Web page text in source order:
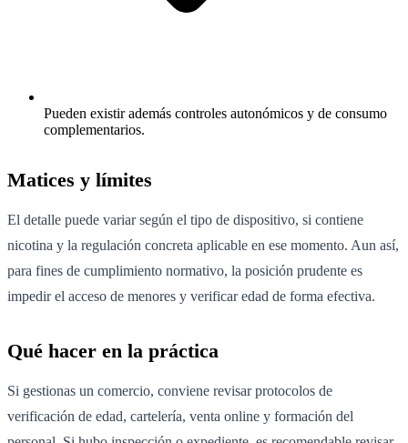
Pueden existir además controles autonómicos y de consumo
complementarios.
Matices y límites
El detalle puede variar según el tipo de dispositivo, si contiene
nicotina y la regulación concreta aplicable en ese momento. Aun así,
para fines de cumplimiento normativo, la posición prudente es
impedir el acceso de menores y verificar edad de forma efectiva.
Qué hacer en la práctica
Si gestionas un comercio, conviene revisar protocolos de
verificación de edad, cartelería, venta online y formación del